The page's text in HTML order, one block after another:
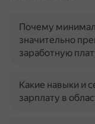
Почему
значительно
заработную
Какие навыки и
зарплату в